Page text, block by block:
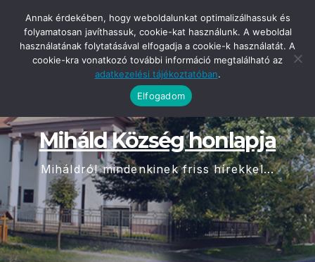
content
2026-08-08 01:15
Miháld Község honlapja
Miháldról mindenkinek friss hírekkel...
Annak érdekében, hogy weboldalunkat optimalizálhassuk és
folyamatosan javíthassuk, cookie-kat használunk. A weboldal
használatának folytatásával elfogadja a cookie-k használatát. A
cookie-kra vonatkozó további információ megtalálható az
adatkezelési tájékoztatóban.
Elfogadom